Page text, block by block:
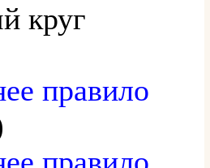
круг
правило